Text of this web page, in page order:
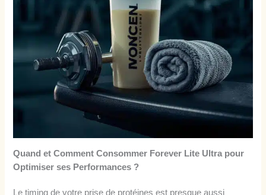
Quand et Comment Consommer Forever Lite Ultra pour
Optimiser ses Performances ?
Le timing de votre prise de protéines est presque aussi